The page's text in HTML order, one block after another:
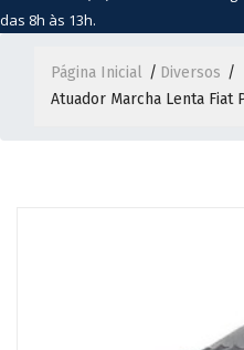
das 8h às 13h.
Página Inicial
Diversos
Atuador Marcha Lenta Fiat